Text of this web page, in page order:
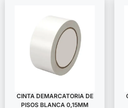
CINTA DEMARCATORIA DE
PISOS BLANCA 0,15MM